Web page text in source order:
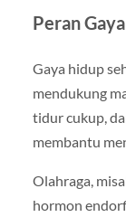
Peran
Gaya hidup
mendukung
tidur cukup,
membantu
Olahraga,
hormon